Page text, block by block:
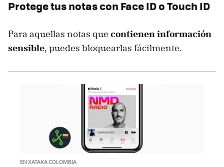
Protege tus notas con Face ID o Touch ID
Para aquellas notas que contienen información
sensible, puedes bloquearlas fácilmente.
EN XATAKA COLOMBIA